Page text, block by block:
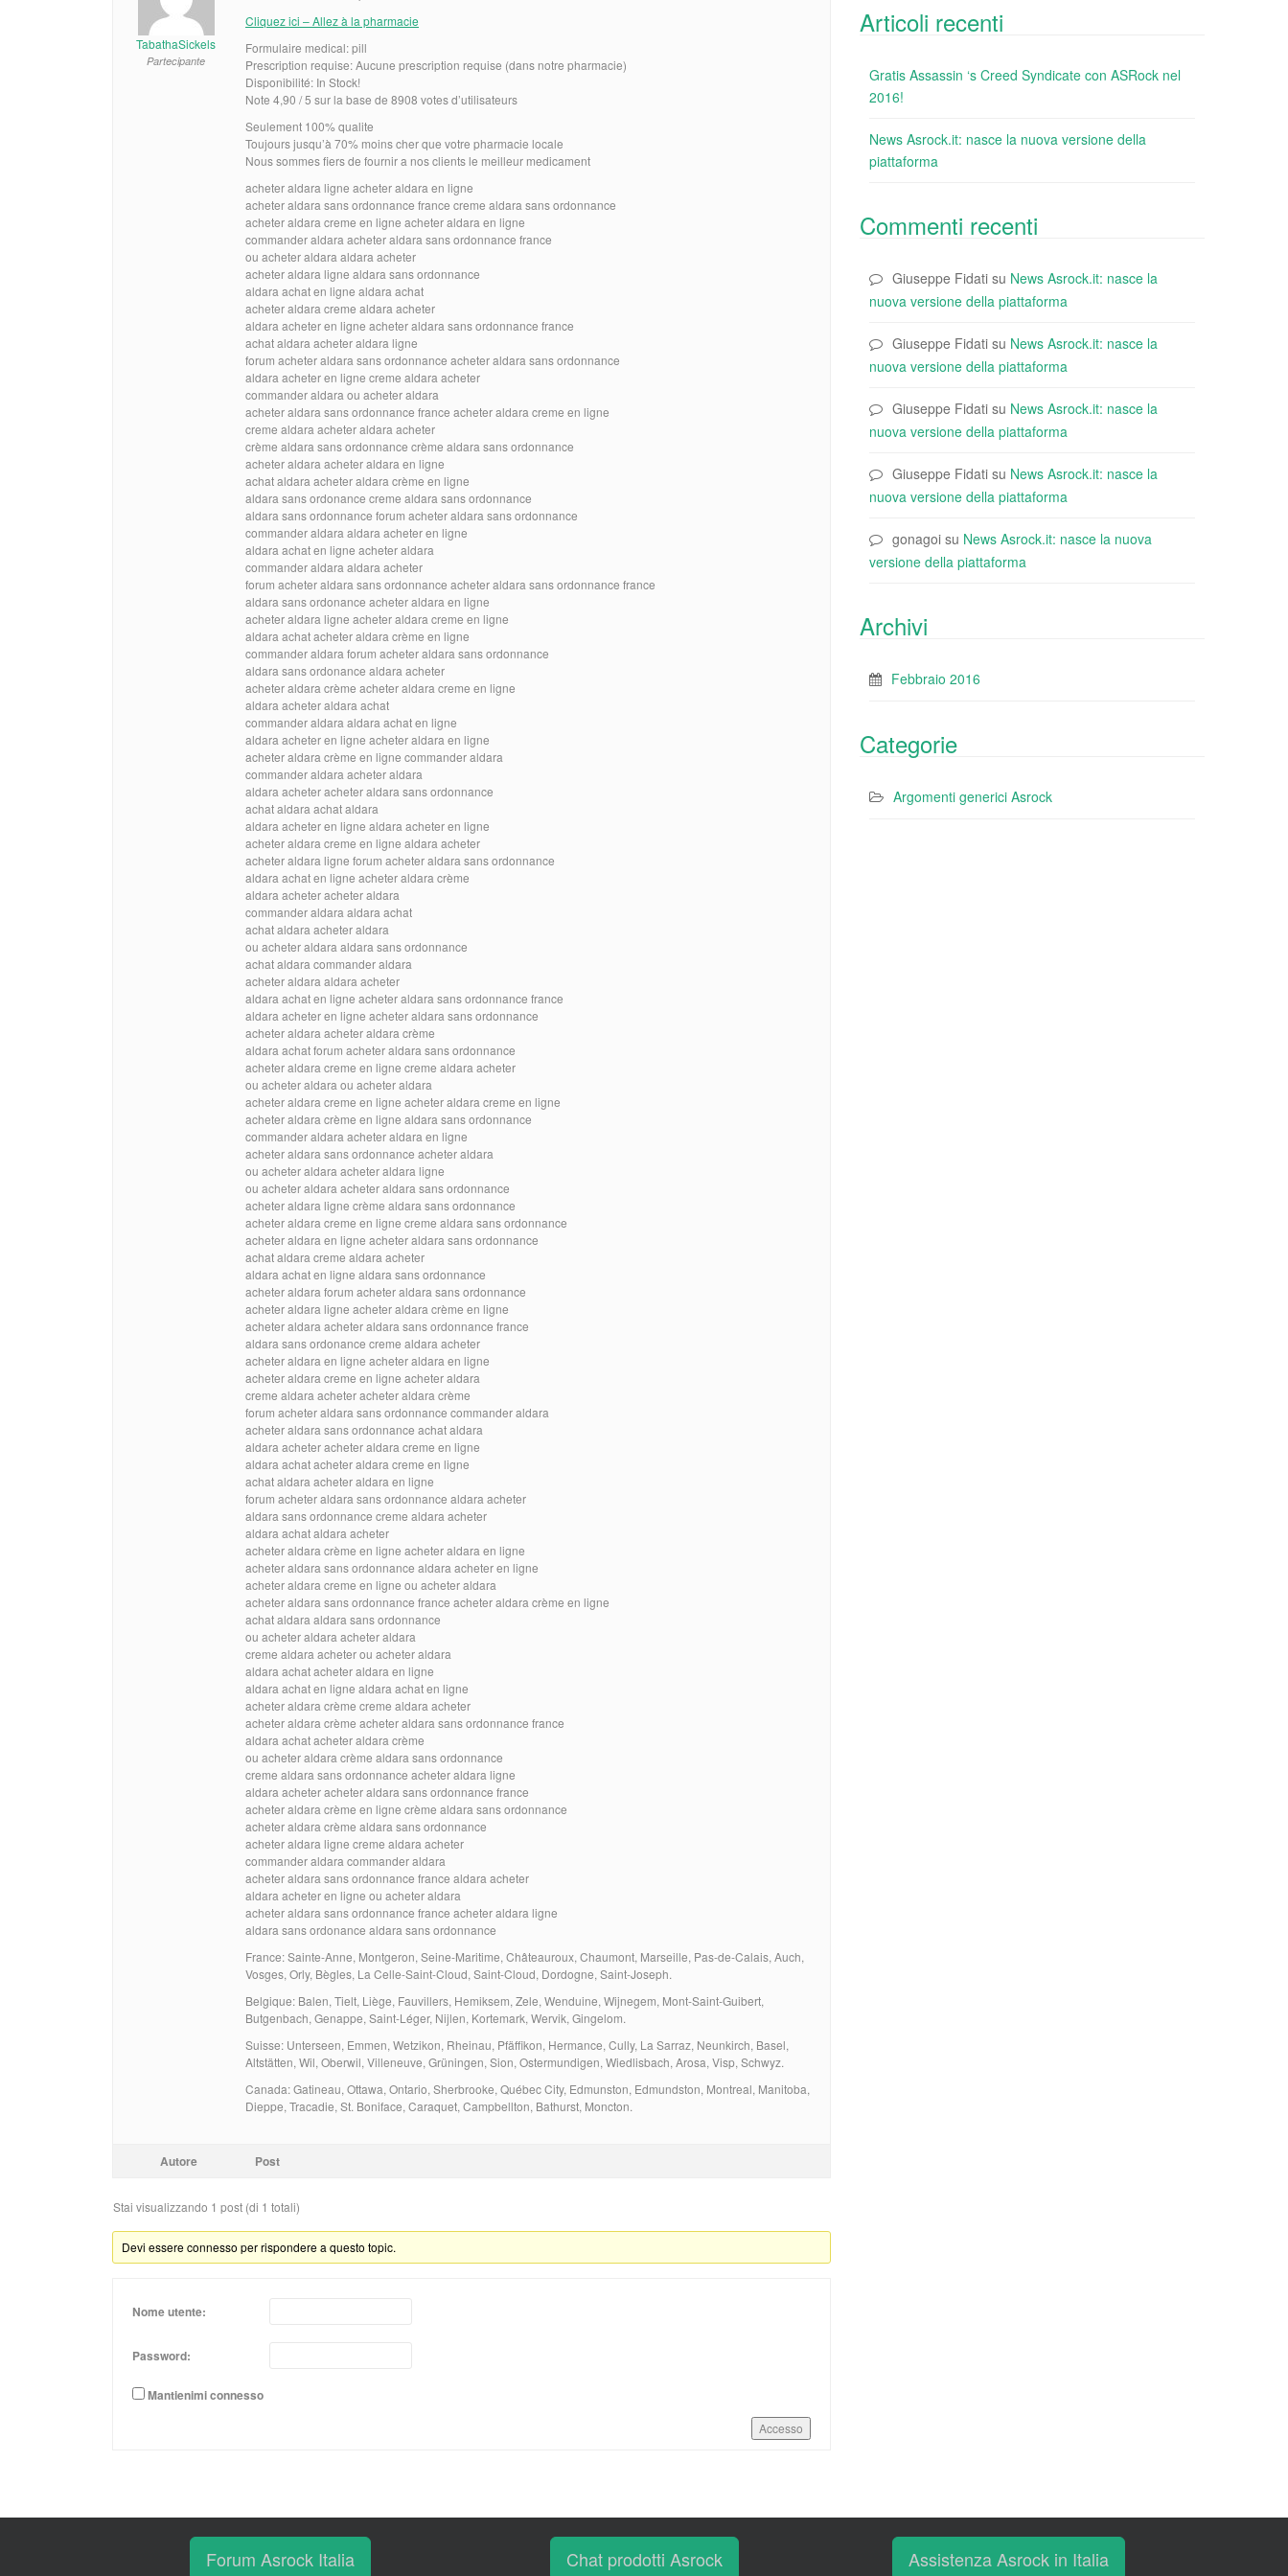
TabathaSickels
Partecipante
Cliquez ici – Allez à la pharmacie
Formulaire medical: pill
Prescription requise: Aucune prescription requise (dans notre pharmacie)
Disponibilité: In Stock!
Note 4,90 / 5 sur la base de 8908 votes d’utilisateurs
Seulement 100% qualite
Toujours jusqu’à 70% moins cher que votre pharmacie locale
Nous sommes fiers de fournir a nos clients le meilleur medicament
acheter aldara ligne acheter aldara en ligne
acheter aldara sans ordonnance france creme aldara sans ordonnance
acheter aldara creme en ligne acheter aldara en ligne
commander aldara acheter aldara sans ordonnance france
ou acheter aldara aldara acheter
acheter aldara ligne aldara sans ordonnance
aldara achat en ligne aldara achat
acheter aldara creme aldara acheter
aldara acheter en ligne acheter aldara sans ordonnance france
achat aldara acheter aldara ligne
forum acheter aldara sans ordonnance acheter aldara sans ordonnance
aldara acheter en ligne creme aldara acheter
commander aldara ou acheter aldara
acheter aldara sans ordonnance france acheter aldara creme en ligne
creme aldara acheter aldara acheter
crème aldara sans ordonnance crème aldara sans ordonnance
acheter aldara acheter aldara en ligne
achat aldara acheter aldara crème en ligne
aldara sans ordonance creme aldara sans ordonnance
aldara sans ordonnance forum acheter aldara sans ordonnance
commander aldara aldara acheter en ligne
aldara achat en ligne acheter aldara
commander aldara aldara acheter
forum acheter aldara sans ordonnance acheter aldara sans ordonnance france
aldara sans ordonance acheter aldara en ligne
acheter aldara ligne acheter aldara creme en ligne
aldara achat acheter aldara crème en ligne
commander aldara forum acheter aldara sans ordonnance
aldara sans ordonance aldara acheter
acheter aldara crème acheter aldara creme en ligne
aldara acheter aldara achat
commander aldara aldara achat en ligne
aldara acheter en ligne acheter aldara en ligne
acheter aldara crème en ligne commander aldara
commander aldara acheter aldara
aldara acheter acheter aldara sans ordonnance
achat aldara achat aldara
aldara acheter en ligne aldara acheter en ligne
acheter aldara creme en ligne aldara acheter
acheter aldara ligne forum acheter aldara sans ordonnance
aldara achat en ligne acheter aldara crème
aldara acheter acheter aldara
commander aldara aldara achat
achat aldara acheter aldara
ou acheter aldara aldara sans ordonnance
achat aldara commander aldara
acheter aldara aldara acheter
aldara achat en ligne acheter aldara sans ordonnance france
aldara acheter en ligne acheter aldara sans ordonnance
acheter aldara acheter aldara crème
aldara achat forum acheter aldara sans ordonnance
acheter aldara creme en ligne creme aldara acheter
ou acheter aldara ou acheter aldara
acheter aldara creme en ligne acheter aldara creme en ligne
acheter aldara crème en ligne aldara sans ordonnance
commander aldara acheter aldara en ligne
acheter aldara sans ordonnance acheter aldara
ou acheter aldara acheter aldara ligne
ou acheter aldara acheter aldara sans ordonnance
acheter aldara ligne crème aldara sans ordonnance
acheter aldara creme en ligne creme aldara sans ordonnance
acheter aldara en ligne acheter aldara sans ordonnance
achat aldara creme aldara acheter
aldara achat en ligne aldara sans ordonnance
acheter aldara forum acheter aldara sans ordonnance
acheter aldara ligne acheter aldara crème en ligne
acheter aldara acheter aldara sans ordonnance france
aldara sans ordonance creme aldara acheter
acheter aldara en ligne acheter aldara en ligne
acheter aldara creme en ligne acheter aldara
creme aldara acheter acheter aldara crème
forum acheter aldara sans ordonnance commander aldara
acheter aldara sans ordonnance achat aldara
aldara acheter acheter aldara creme en ligne
aldara achat acheter aldara creme en ligne
achat aldara acheter aldara en ligne
forum acheter aldara sans ordonnance aldara acheter
aldara sans ordonnance creme aldara acheter
aldara achat aldara acheter
acheter aldara crème en ligne acheter aldara en ligne
acheter aldara sans ordonnance aldara acheter en ligne
acheter aldara creme en ligne ou acheter aldara
acheter aldara sans ordonnance france acheter aldara crème en ligne
achat aldara aldara sans ordonnance
ou acheter aldara acheter aldara
creme aldara acheter ou acheter aldara
aldara achat acheter aldara en ligne
aldara achat en ligne aldara achat en ligne
acheter aldara crème creme aldara acheter
acheter aldara crème acheter aldara sans ordonnance france
aldara achat acheter aldara crème
ou acheter aldara crème aldara sans ordonnance
creme aldara sans ordonnance acheter aldara ligne
aldara acheter acheter aldara sans ordonnance france
acheter aldara crème en ligne crème aldara sans ordonnance
acheter aldara crème aldara sans ordonnance
acheter aldara ligne creme aldara acheter
commander aldara commander aldara
acheter aldara sans ordonnance france aldara acheter
aldara acheter en ligne ou acheter aldara
acheter aldara sans ordonnance france acheter aldara ligne
aldara sans ordonance aldara sans ordonnance
France: Sainte-Anne, Montgeron, Seine-Maritime, Châteauroux, Chaumont, Marseille, Pas-de-Calais, Auch,
Vosges, Orly, Bègles, La Celle-Saint-Cloud, Saint-Cloud, Dordogne, Saint-Joseph.
Belgique: Balen, Tielt, Liège, Fauvillers, Hemiksem, Zele, Wenduine, Wijnegem, Mont-Saint-Guibert,
Butgenbach, Genappe, Saint-Léger, Nijlen, Kortemark, Wervik, Gingelom.
Suisse: Unterseen, Emmen, Wetzikon, Rheinau, Pfäffikon, Hermance, Cully, La Sarraz, Neunkirch, Basel,
Altstätten, Wil, Oberwil, Villeneuve, Grüningen, Sion, Ostermundigen, Wiedlisbach, Arosa, Visp, Schwyz.
Canada: Gatineau, Ottawa, Ontario, Sherbrooke, Québec City, Edmunston, Edmundston, Montreal, Manitoba,
Dieppe, Tracadie, St. Boniface, Caraquet, Campbellton, Bathurst, Moncton.
Autore Post
Stai visualizzando 1 post (di 1 totali)
Devi essere connesso per rispondere a questo topic.
Nome utente:
Password:
Mantienimi connesso
Accesso
Articoli recenti
Gratis Assassin ‘s Creed Syndicate con ASRock nel
2016!
News Asrock.it: nasce la nuova versione della
piattaforma
Commenti recenti
Giuseppe Fidati su News Asrock.it: nasce la
nuova versione della piattaforma
Giuseppe Fidati su News Asrock.it: nasce la
nuova versione della piattaforma
Giuseppe Fidati su News Asrock.it: nasce la
nuova versione della piattaforma
Giuseppe Fidati su News Asrock.it: nasce la
nuova versione della piattaforma
gonagoi su News Asrock.it: nasce la nuova
versione della piattaforma
Archivi
Febbraio 2016
Categorie
Argomenti generici Asrock
Forum Asrock Italia Chat prodotti Asrock Assistenza Asrock in Italia